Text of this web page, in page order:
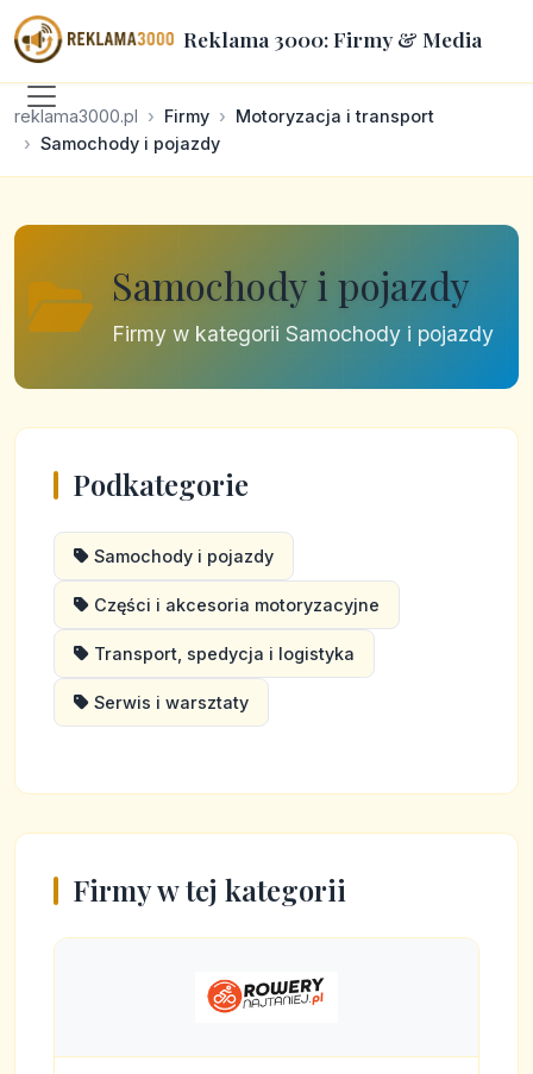
Reklama 3000: Firmy & Media
reklama3000.pl Firmy
Motoryzacja i transport
Samochody i pojazdy
Samochody i pojazdy
Firmy w kategorii Samochody i pojazdy
Podkategorie
Samochody i pojazdy
Części i akcesoria motoryzacyjne
Transport, spedycja i logistyka
Serwis i warsztaty
Firmy w tej kategorii